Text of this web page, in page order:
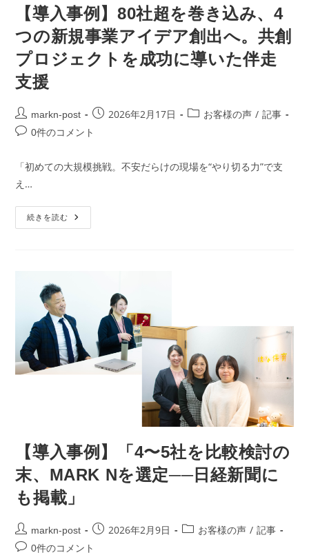
【導入事例】80社超を巻き込み、4
つの新規事業アイデア創出へ。共創
プロジェクトを成功に導いた伴走
支援
markn-post 2026年2月17日 お客様の声 / 記事
0件のコメント
「初めての大規模挑戦。不安だらけの現場を“やり切る力”で支
え…
続きを読む
【導入事例】「4〜5社を比較検討の
末、MARK Nを選定──日経新聞に
も掲載」
markn-post 2026年2月9日 お客様の声 / 記事
0件のコメント